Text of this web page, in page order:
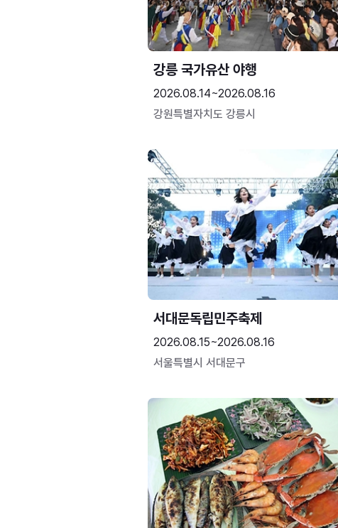
강릉 국가유산 야행
2026.08.14~2026.08.16
강원특별자치도 강릉시
서대문독립민주축제
2026.08.15~2026.08.16
서울특별시 서대문구